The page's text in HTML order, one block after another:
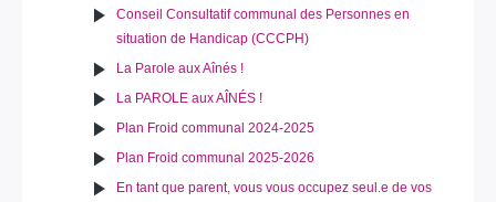
Conseil Consultatif communal des Personnes en
situation de Handicap (CCCPH)
La Parole aux Aînés !
La PAROLE aux AÎNÉS !
Plan Froid communal 2024-2025
Plan Froid communal 2025-2026
En tant que parent, vous vous occupez seul.e de vos